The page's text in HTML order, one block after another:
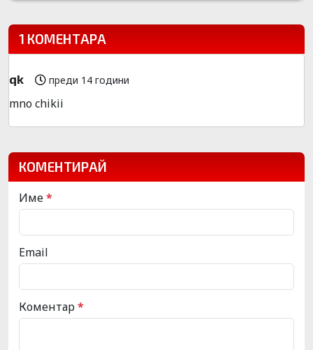
1 КОМЕНТАРА
qk преди 14 години
mno chikii
КОМЕНТИРАЙ
Име*
Email
Коментар*